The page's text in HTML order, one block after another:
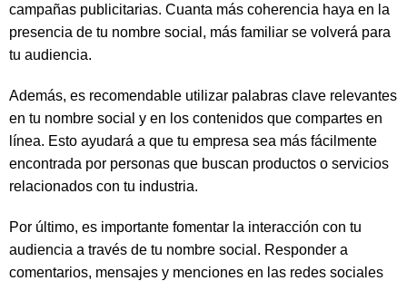
campañas publicitarias. Cuanta más coherencia haya en la
presencia de tu nombre social, más familiar se volverá para
tu audiencia.
Además, es recomendable utilizar palabras clave relevantes
en tu nombre social y en los contenidos que compartes en
línea. Esto ayudará a que tu empresa sea más fácilmente
encontrada por personas que buscan productos o servicios
relacionados con tu industria.
Por último, es importante fomentar la interacción con tu
audiencia a través de tu nombre social. Responder a
comentarios, mensajes y menciones en las redes sociales